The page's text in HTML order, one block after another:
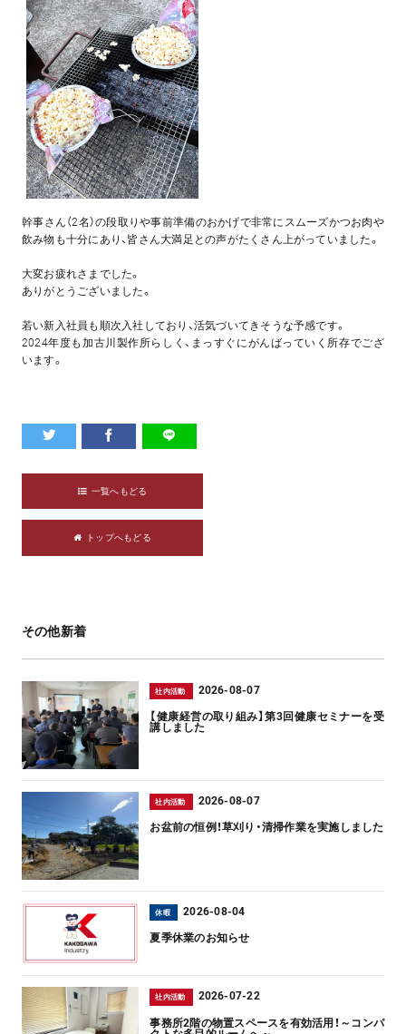
幹事さん（2名）の段取りや事前準備のおかげで非常にスムーズかつお肉や
飲み物も十分にあり、皆さん大満足との声がたくさん上がっていました。
大変お疲れさまでした。
ありがとうございました。
若い新入社員も順次入社しており、活気づいてきそうな予感です。
2024年度も加古川製作所らしく、まっすぐにがんばっていく所存でござ
います。
一覧へもどる
トップへもどる
その他新着
社内活動 2026-08-07
【健康経営の取り組み】第3回健康セミナーを受
講しました
社内活動 2026-08-07
お盆前の恒例！草刈り・清掃作業を実施しました
休暇 2026-08-04
夏季休業のお知らせ
社内活動 2026-07-22
事務所2階の物置スペースを有効活用！～コンパ